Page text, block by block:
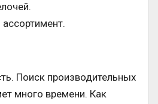
Поиск производительных
много времени. Как